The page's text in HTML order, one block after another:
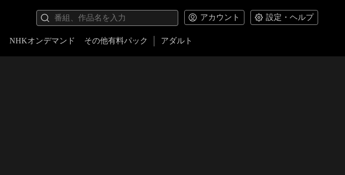
アカウント 設定・ヘルプ
NHKオンデマンド その他有料パック アダルト